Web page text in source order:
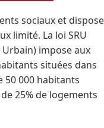
sociaux et dispose
limité. La loi SRU
impose aux
situées dans
50 000 habitants
25% de logements